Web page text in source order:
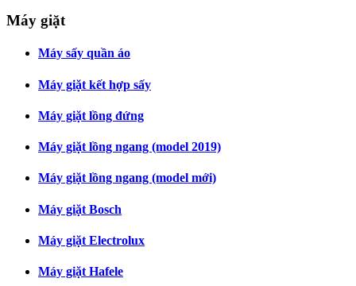
Máy giặt
Máy sấy quần áo
Máy giặt kết hợp sấy
Máy giặt lồng đứng
Máy giặt lồng ngang (model 2019)
Máy giặt lồng ngang (model mới)
Máy giặt Bosch
Máy giặt Electrolux
Máy giặt Hafele